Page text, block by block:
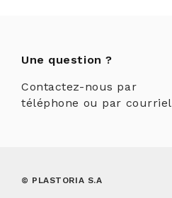
Une question ?
Contactez-nous par
téléphone ou par courriel
© PLASTORIA S.A